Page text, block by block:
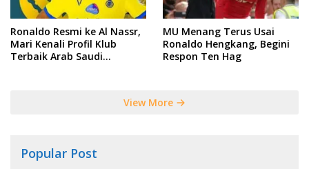
Ronaldo Resmi ke Al Nassr,
Mari Kenali Profil Klub
Terbaik Arab Saudi
MU Menang Terus Usai
Ronaldo Hengkang, Begini
Respon Ten Hag
View More
Popular Post